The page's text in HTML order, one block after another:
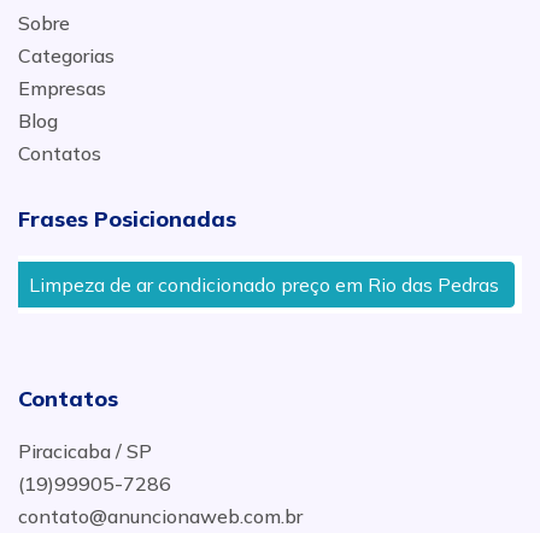
Sobre
Categorias
Empresas
Blog
Contatos
Frases Posicionadas
Limpeza de ar condicionado preço em Rio das Pedras
Contatos
Piracicaba / SP
(19)99905-7286
contato@anuncionaweb.com.br